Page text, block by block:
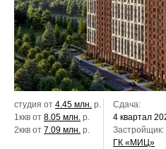
студия от 4.45 млн. р.
1ккв от 8.05 млн. р.
2ккв от 7.09 млн. р.
Сдача:
4 квартал
Застройщик:
ГК «МИЦ»